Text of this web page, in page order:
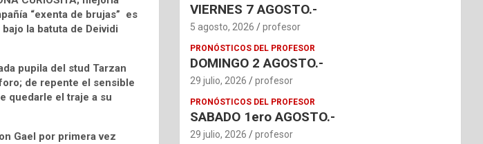
“exenta de brujas” es
bajo la batuta de Deividi
pupila del stud Tarzan
de repente el sensible
quedarle el traje a su
Gael por primera vez
VIERNES 7 AGOSTO.-
5 agosto, 2026 profesor
PRONÓSTICOS DEL PROFESOR
DOMINGO 2 AGOSTO.-
29 julio, 2026 profesor
PRONÓSTICOS DEL PROFESOR
SABADO 1ero AGOSTO.-
29 julio, 2026 profesor